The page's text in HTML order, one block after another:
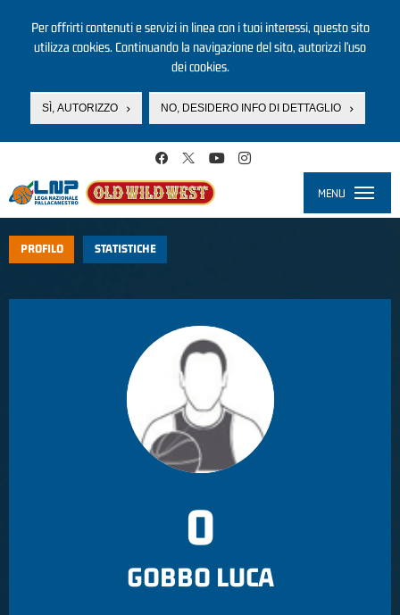
Per offrirti contenuti e servizi in linea con i tuoi interessi, questo sito
utilizza cookies. Continuando la navigazione del sito, autorizzi l’uso
dei cookies.
SÌ, AUTORIZZO NO, DESIDERO INFO DI DETTAGLIO
MENU
PROFILO STATISTICHE
0
GOBBO LUCA